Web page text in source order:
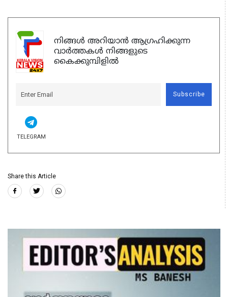
നിങ്ങൾ അറിയാൻ ആഗ്രഹിക്കുന്ന
വാർത്തകൾ നിങ്ങളുടെ
കൈക്കുമ്പിളിൽ
Subscribe
TELEGRAM
Share this Article